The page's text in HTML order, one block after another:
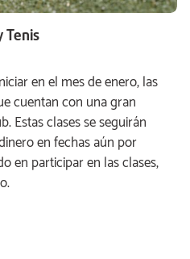
Tenis
en el mes de enero, las
cuentan con una gran
Estas clases se seguirán
en fechas aún por
en participar en las clases,